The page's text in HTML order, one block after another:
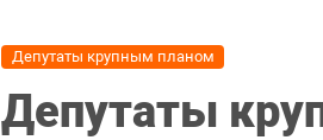
Депутаты крупным планом
Депутаты